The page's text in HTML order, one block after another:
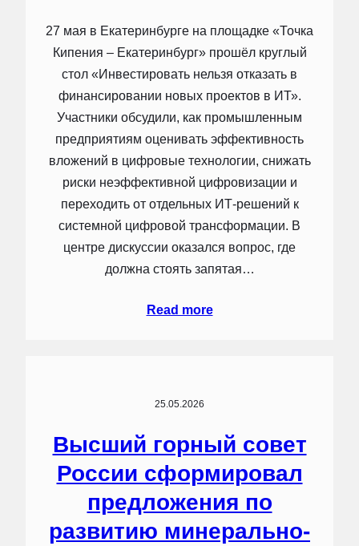
27 мая в Екатеринбурге на площадке «Точка
Кипения – Екатеринбург» прошёл круглый
стол «Инвестировать нельзя отказать в
финансировании новых проектов в ИТ».
Участники обсудили, как промышленным
предприятиям оценивать эффективность
вложений в цифровые технологии, снижать
риски неэффективной цифровизации и
переходить от отдельных ИТ-решений к
системной цифровой трансформации. В
центре дискуссии оказался вопрос, где
должна стоять запятая…
Read more
25.05.2026
Высший горный совет
России сформировал
предложения по
развитию минерально-